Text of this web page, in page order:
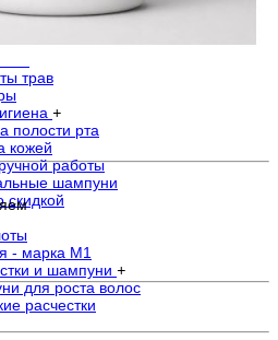
трав
+
полости рта
кожей
работы
шампуни
- марка М1
и шампуни +
для роста волос
расчестки